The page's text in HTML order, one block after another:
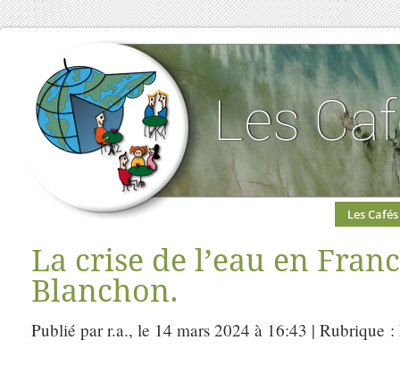
Les Cafés
La crise de l’eau en
Blanchon.
Publié par r.a., le 14 mars 2024 à 16:43 | Rubrique :